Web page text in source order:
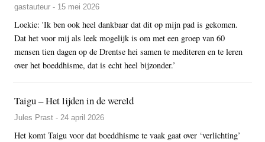
gastauteur - 15 mei 2026
Loekie: 'Ik ben ook heel dankbaar dat dit op mijn pad is gekomen.
Dat het voor mij als leek mogelijk is om met een groep van 60
mensen tien dagen op de Drentse hei samen te mediteren en te leren
over het boeddhisme, dat is echt heel bijzonder.’
Taigu – Het lijden in de wereld
Jules Prast - 24 april 2026
Het komt Taigu voor dat boeddhisme te vaak gaat over ‘verlichting’